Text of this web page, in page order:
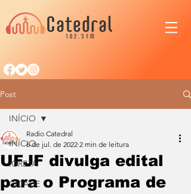
Post
INÍCIO
IGREJA
CIDADE
INÍCIO
UFJF divulga edital
para o Programa de
Radio Catedral
6 de jul. de 2022 2 min de leitura